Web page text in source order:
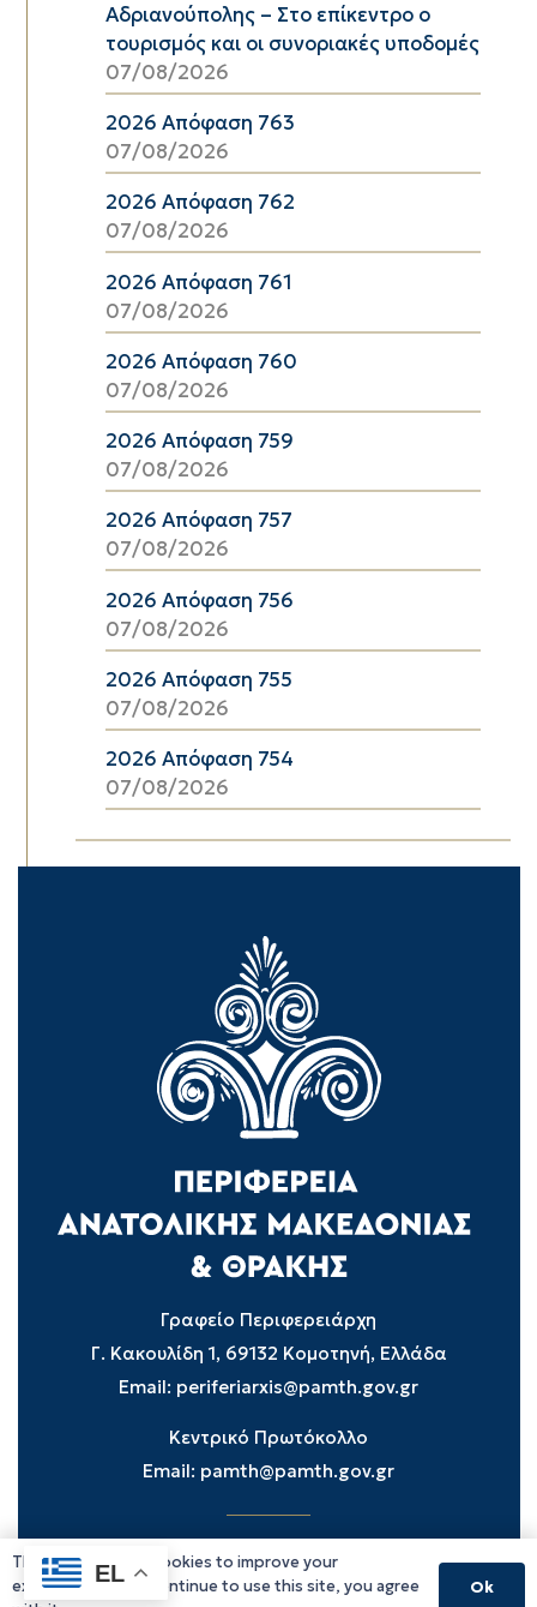
Αδριανούπολης – Στο επίκεντρο ο
τουρισμός και οι συνοριακές υποδομές
07/08/2026
2026 Απόφαση 763
07/08/2026
2026 Απόφαση 762
07/08/2026
2026 Απόφαση 761
07/08/2026
2026 Απόφαση 760
07/08/2026
2026 Απόφαση 759
07/08/2026
2026 Απόφαση 757
07/08/2026
2026 Απόφαση 756
07/08/2026
2026 Απόφαση 755
07/08/2026
2026 Απόφαση 754
07/08/2026
Γραφείο Περιφερειάρχη
Γ. Κακουλίδη 1, 69132 Κομοτηνή, Ελλάδα
Email: periferiarxis@pamth.gov.gr
Κεντρικό Πρωτόκολλο
Email: pamth@pamth.gov.gr
Υπηρεσίες Δράμας
Υπηρεσίες Καβάλας
EL
This website uses cookies to improve your
experience. If you continue to use this site, you agree
Ok